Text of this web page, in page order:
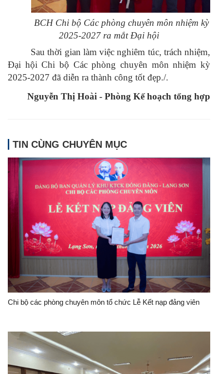
BCH Chi bộ Các phòng chuyên môn nhiệm kỳ
2025-2027 ra mắt Đại hội
Sau thời gian làm việc nghiêm túc, trách nhiệm,
Đại hội Chi bộ Các phòng chuyên môn nhiệm kỳ
2025-2027 đã diễn ra thành công tốt đẹp./.
Nguyễn Thị Hoài - Phòng Kế hoạch tổng hợp
TIN CÙNG CHUYÊN MỤC
Chi bộ các phòng chuyên môn tổ chức Lễ Kết nạp đảng viên